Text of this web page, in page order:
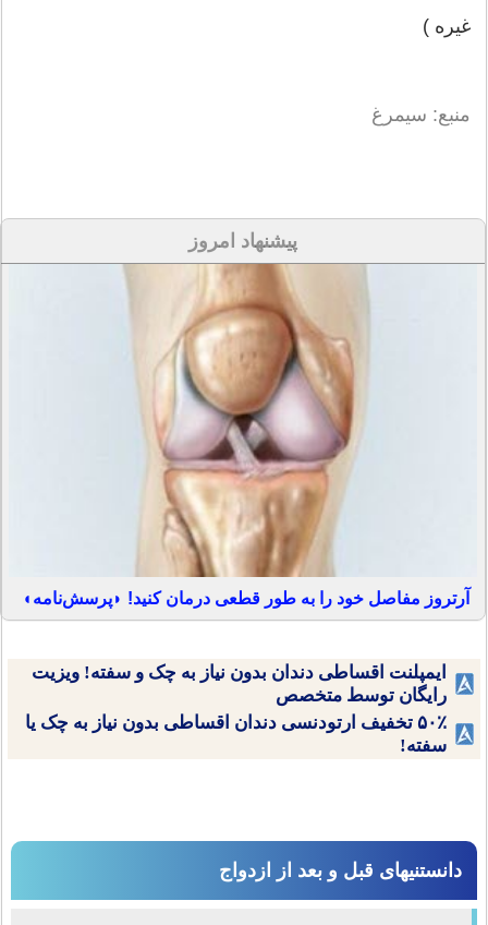
غیره )
منبع: سیمرغ
پیشنهاد امروز
آرتروز مفاصل خود را به طور قطعی درمان کنید! ◗پرسش‌نامه◖
ایمپلنت اقساطی دندان بدون نیاز به چک و سفته! ویزیت
رایگان توسط متخصص
۵۰٪ تخفیف ارتودنسی دندان اقساطی بدون نیاز به چک یا
سفته!
دانستنیهای قبل و بعد از ازدواج